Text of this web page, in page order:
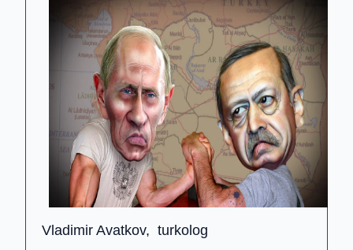
Vladimir Avatkov, turkolog